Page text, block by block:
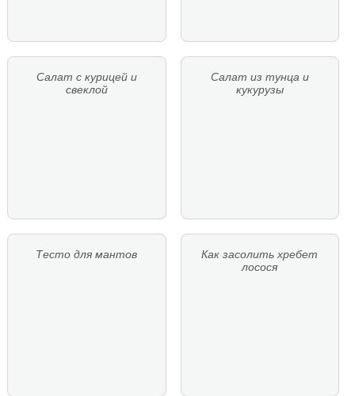
Салат с курицей и
свеклой
Салат из тунца и
кукурузы
Тесто для мантов
Как засолить хребет
лосося